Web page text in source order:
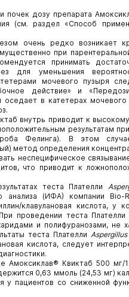
почек дозу препарата
(см. раздел «Способ
очень редко возникает
при
принимать
для уменьшения
мочевого пузыря
действие» и
оседает в катетерах
внутрь приводит к
результатам
Фелинга). В этом
метод определения
неспецифическое
что приводит к
теста Плателли
анализа (ИФА) компании Bio-
клавулановая кислота, у
проведении теста Плателли
и полифуранозами, не
теста Плателли Aspergillus
кислота, следует
Амоксиклав® Квиктаб 500
0,63 ммоль (24,53 мг)
у пациентов со сниженной